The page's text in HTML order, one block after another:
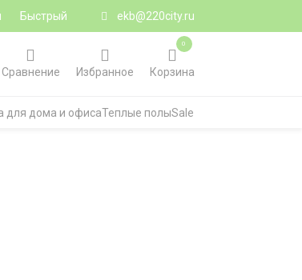
Быстрый
ekb@220city.ru
Сравнение Избранное Корзина
0
для дома и офисаТеплые полыSale